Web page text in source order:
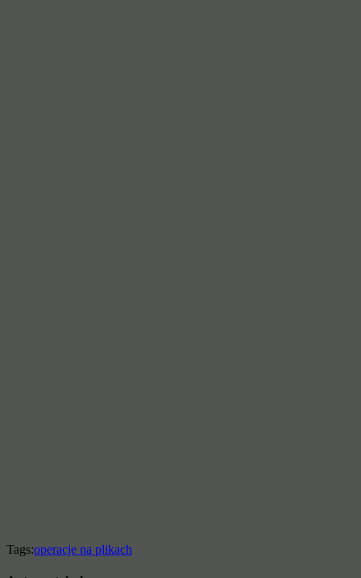
Tags:operacje na plikach